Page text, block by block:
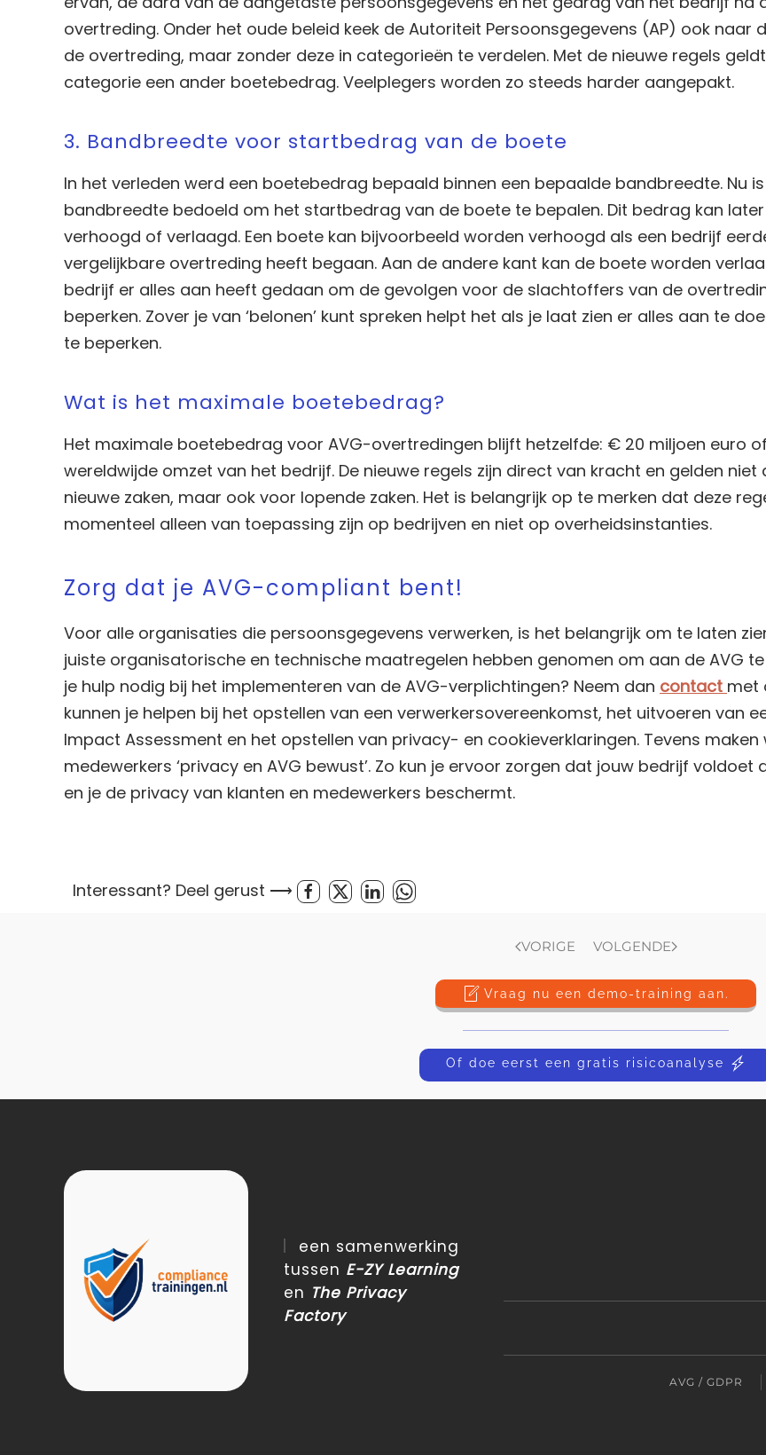
overtreding. Onder het oude beleid keek de Autoriteit Persoonsgegevens (AP) ook naar
de overtreding, maar zonder deze in categorieën te verdelen. Met de nieuwe regels
categorie een ander boetebedrag. Veelplegers worden zo steeds harder aangepakt.
3. Bandbreedte voor startbedrag van de boete
In het verleden werd een boetebedrag bepaald binnen een bepaalde bandbreedte. Nu
bandbreedte bedoeld om het startbedrag van de boete te bepalen. Dit bedrag kan
verhoogd of verlaagd. Een boete kan bijvoorbeeld worden verhoogd als een bedrijf
vergelijkbare overtreding heeft begaan. Aan de andere kant kan de boete worden
bedrijf er alles aan heeft gedaan om de gevolgen voor de slachtoffers van de
beperken. Zover je van ‘belonen’ kunt spreken helpt het als je laat zien er alles aan te
te beperken.
Wat is het maximale boetebedrag?
Het maximale boetebedrag voor AVG-overtredingen blijft hetzelfde: € 20 miljoen euro
wereldwijde omzet van het bedrijf. De nieuwe regels zijn direct van kracht en gelden niet
nieuwe zaken, maar ook voor lopende zaken. Het is belangrijk op te merken dat deze
momenteel alleen van toepassing zijn op bedrijven en niet op overheidsinstanties.
Zorg dat je AVG-compliant bent!
Voor alle organisaties die persoonsgegevens verwerken, is het belangrijk om te laten
juiste organisatorische en technische maatregelen hebben genomen om aan de AVG te
je hulp nodig bij het implementeren van de AVG-verplichtingen? Neem dan contact met
kunnen je helpen bij het opstellen van een verwerkersovereenkomst, het uitvoeren van
Impact Assessment en het opstellen van privacy- en cookieverklaringen. Tevens maken
medewerkers ‘privacy en AVG bewust’. Zo kun je ervoor zorgen dat jouw bedrijf voldoet
en je de privacy van klanten en medewerkers beschermt.
Interessant? Deel gerust ⟶
VORIGE VOLGENDE
Vraag nu een demo-training aan.
Of doe eerst een gratis risicoanalyse
een samenwerking
tussen E-ZY Learning
en The Privacy
Factory
AVG / GDPR